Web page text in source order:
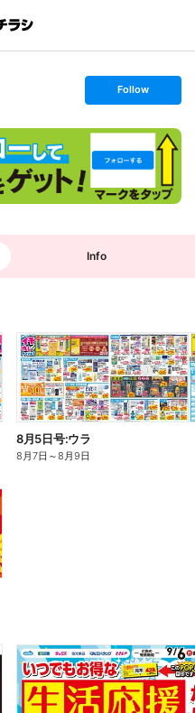
s
t
o
l
o
w
Follow
Info
8月5日号:ウラ
8月7日 ～8月9日